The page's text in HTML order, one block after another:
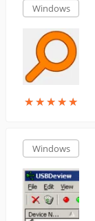
Windows
★★★★★
★★★★★
Windows